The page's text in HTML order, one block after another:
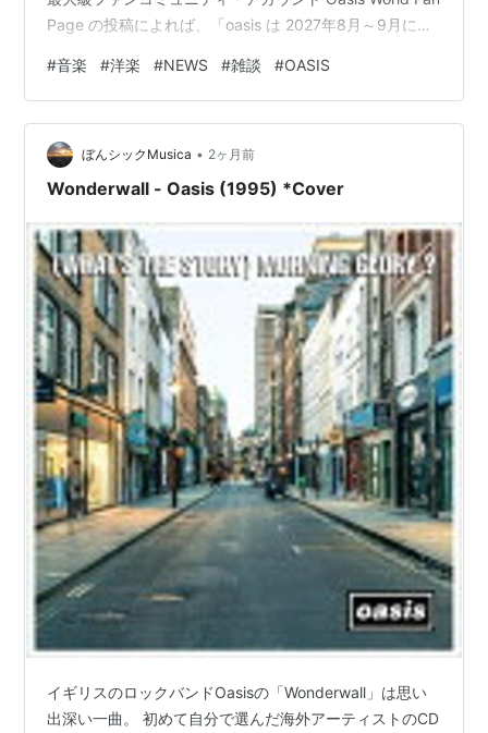
Page の投稿によれば、「oasis は 2027年8月～9月にか
Twitter) で投稿された内容を紹介しますね。 OASIS TO
DROP TOUR DATES AUGUST OR SEPTEMBER: LIAM
and NOEL GALLAGHER …
#音楽 #洋楽 #NEWS #雑談 #OASIS
ぼんシックMusica • 2ヶ月前
Wonderwall - Oasis (1995) *Cover
イギリスのロックバンドOasisの「Wonderwall」は思い
出深い一曲。 初めて自分で選んだ海外アーティストのCD